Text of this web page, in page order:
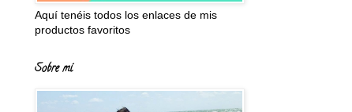
Aquí tenéis todos los enlaces de mis
productos favoritos
Sobre mí